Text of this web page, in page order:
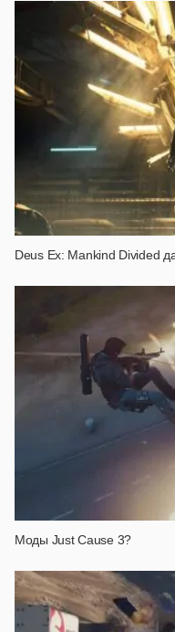
Deus Ex: Mankind Divided
Моды Just Cause 3?